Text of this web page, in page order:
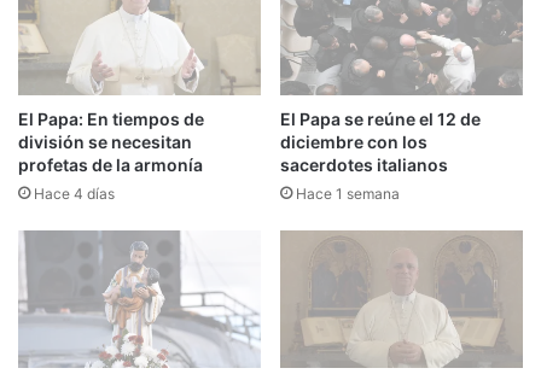
El Papa: En tiempos de
división se necesitan
profetas de la armonía
Hace 4 días
El Papa se reúne el 12 de
diciembre con los
sacerdotes italianos
Hace 1 semana